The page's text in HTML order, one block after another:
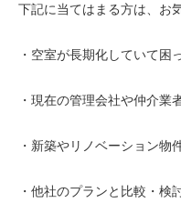
下記に当てはまる方は、お
・空室が長期化していて困
・現在の管理会社や仲介業
・新築やリノベーション物
・他社のプランと比較・検